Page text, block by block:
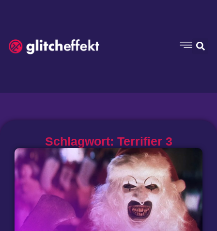
Schlagwort: Terrifier 3